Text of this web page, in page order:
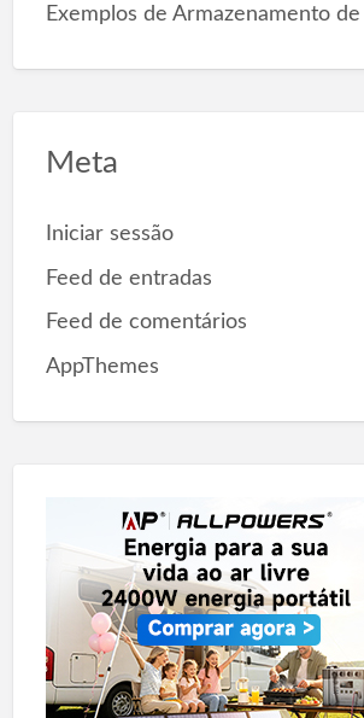
Exemplos de Armazenamento de
Meta
Iniciar sessão
Feed de entradas
Feed de comentários
AppThemes